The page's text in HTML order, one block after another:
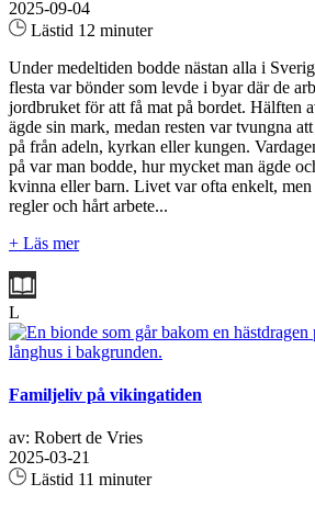
2025-09-04
Lästid 12 minuter
Under medeltiden bodde nästan alla i
flesta var bönder som levde i byar där de
jordbruket för att få mat på bordet. Hälften
ägde sin mark, medan resten var tvungna
på från adeln, kyrkan eller kungen.
på var man bodde, hur mycket man ägde
kvinna eller barn. Livet var ofta enkelt,
regler och hårt arbete...
+ Läs mer
L
Familjeliv på vikingatiden
av: Robert de Vries
2025-03-21
Lästid 11 minuter